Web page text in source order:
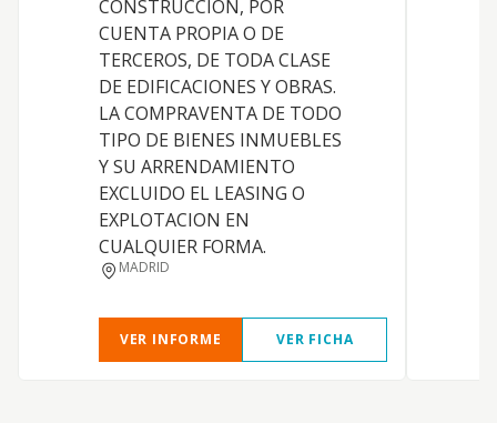
CONSTRUCCION, POR
CUENTA PROPIA O DE
TERCEROS, DE TODA CLASE
DE EDIFICACIONES Y OBRAS.
LA COMPRAVENTA DE TODO
TIPO DE BIENES INMUEBLES
Y SU ARRENDAMIENTO
EXCLUIDO EL LEASING O
EXPLOTACION EN
CUALQUIER FORMA.
MADRID
VER INFORME VER FICHA